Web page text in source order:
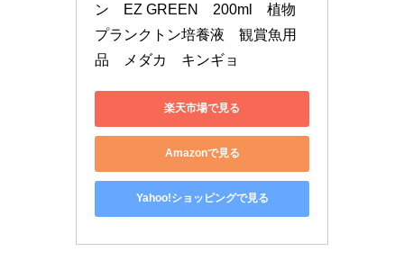
ン　EZ GREEN　200ml　植物
プランクトン培養液　観賞魚用
品　メダカ　キンギョ
楽天市場で見る
Amazonで見る
Yahoo!ショッピングで見る